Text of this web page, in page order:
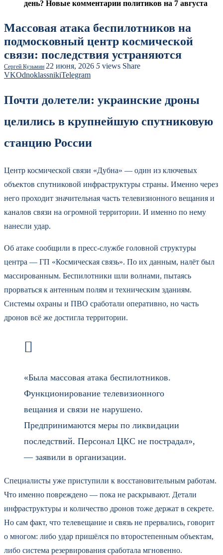
день? Новые комментарии политиков на 7 августа
Массовая атака беспилотников на
подмосковный центр космической
связи: последствия устраняются
Сергей Кузьмин 22 июня, 2026 5 views Share
VKOdnoklassnikiTelegram
Почти долетели: украинские дроны
целились в крупнейшую спутниковую
станцию России
Центр космической связи «Дубна» — один из ключевых
объектов спутниковой инфраструктуры страны. Именно через
него проходит значительная часть телевизионного вещания и
каналов связи на огромной территории. И именно по нему
нанесли удар.
Об атаке сообщили в пресс-службе головной структуры
центра — ГП «Космическая связь». По их данным, налёт был
массированным. Беспилотники шли волнами, пытаясь
прорваться к антенным полям и техническим зданиям.
Системы охраны и ПВО сработали оперативно, но часть
дронов всё же достигла территории.
«Была массовая атака беспилотников.
Функционирование телевизионного
вещания и связи не нарушено.
Предпринимаются меры по ликвидации
последствий. Персонал ЦКС не пострадал»,
— заявили в организации.
Специалисты уже приступили к восстановительным работам.
Что именно повреждено — пока не раскрывают. Детали
инфраструктуры и количество дронов тоже держат в секрете.
Но сам факт, что телевещание и связь не прервались, говорит
о многом: либо удар пришёлся по второстепенным объектам,
либо система резервирования сработала мгновенно.